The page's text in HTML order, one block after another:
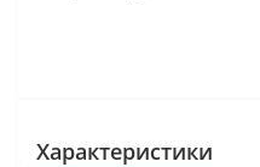
Характеристики